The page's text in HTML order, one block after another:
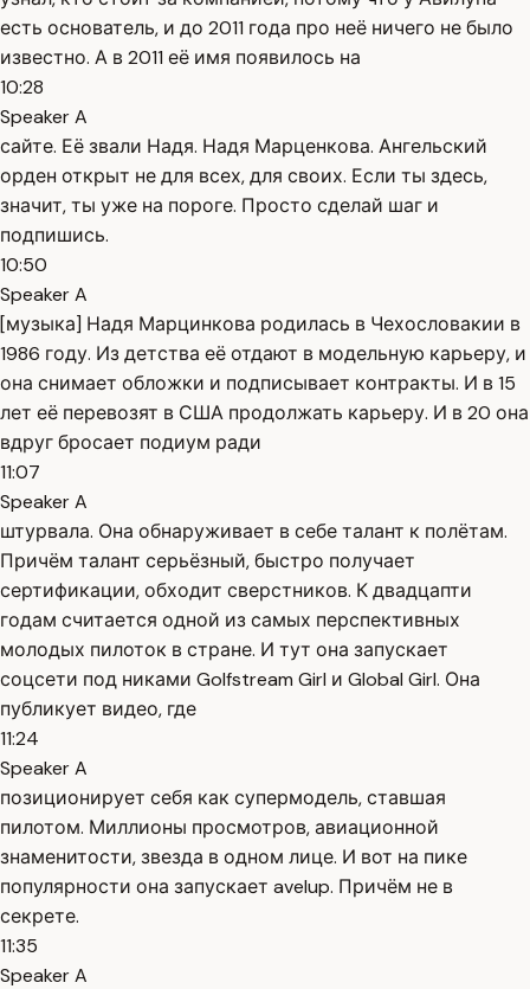
есть основатель, и до 2011 года про неё ничего не было
известно. А в 2011 её имя появилось на
10:28
Speaker A
сайте. Её звали Надя. Надя Марценкова. Ангельский
орден открыт не для всех, для своих. Если ты здесь,
значит, ты уже на пороге. Просто сделай шаг и
подпишись.
10:50
Speaker A
[музыка] Надя Марцинкова родилась в Чехословакии в
1986 году. Из детства её отдают в модельную карьеру, и
она снимает обложки и подписывает контракты. И в 15
лет её перевозят в США продолжать карьеру. И в 20 она
вдруг бросает подиум ради
11:07
Speaker A
штурвала. Она обнаруживает в себе талант к полётам.
Причём талант серьёзный, быстро получает
сертификации, обходит сверстников. К двадцапти
годам считается одной из самых перспективных
молодых пилоток в стране. И тут она запускает
соцсети под никами Golfstream Girl и Global Girl. Она
публикует видео, где
11:24
Speaker A
позиционирует себя как супермодель, ставшая
пилотом. Миллионы просмотров, авиационной
знаменитости, звезда в одном лице. И вот на пике
популярности она запускает avelup. Причём не в
секрете.
11:35
Speaker A